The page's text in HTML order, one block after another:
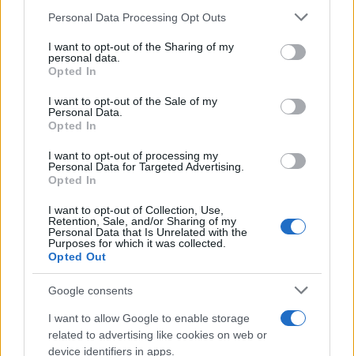
Personal Data Processing Opt Outs
I want to opt-out of the Sharing of my
personal data.
Opted In
I want to opt-out of the Sale of my
Personal Data.
Opted In
I want to opt-out of processing my
Personal Data for Targeted Advertising.
Opted In
I want to opt-out of Collection, Use,
Retention, Sale, and/or Sharing of my
Personal Data that Is Unrelated with the
Purposes for which it was collected.
Opted Out
Google consents
I want to allow Google to enable storage
related to advertising like cookies on web or
device identifiers in apps.
Global Blockchain Technologies Capped Index”, come
Secondo Omar Moufti, Product Strategist per gli
tematici e settoriali di BlackRock, le risorse
digitali e le tecnologie blockchain diventeranno
che i casi d’uso si sviluppano in termini di portata,
scala e complessità. La continua diffusione e
crescita dell’applicazione della tecnologia
blockchain sottolinea quanto potenziale abbia in
tantissimi settori.
Già ad agosto, la rivista Finbold aveva riferito
BlackRock stava collaborando conCoinbase